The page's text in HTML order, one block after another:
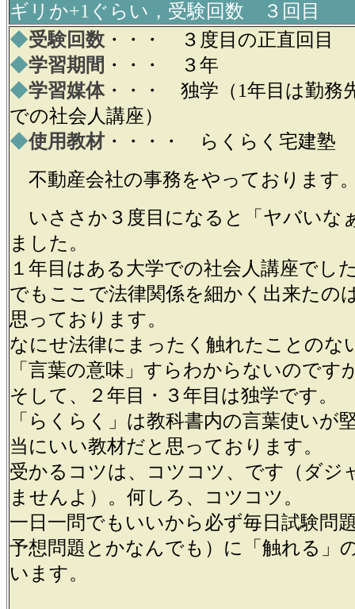
ギリか+1ぐらい ，受験回数 ３回目
◆受験回数 ・・・ ３度目の正直回目
◆学習期間 ・・・ ３年
◆学習媒体・・・ 独学 （1年目は勤
での社会人講座）
◆使用教材・・・・
らくらく宅建塾
不動産会社の事務をやっております
いささか３度目になると「ヤバいな
ました。
１年目はある大学での社会人講座でし
でもここで法律関係を細かく出来たの
思っております。
なにせ法律にまったく触れたことのな
「言葉の意味」すらわからないのです
そして、２年目・３年目は独学です。
「らくらく」は教科書内の言葉使いが
当にいい教材だと 思っております。
受かるコツは、コツコツ、です（ダジ
ませんよ）。 何しろ、コツコツ。
一日一問でもいいから必ず毎日試験問
予想問題とかなんでも）に「触れる」
います。